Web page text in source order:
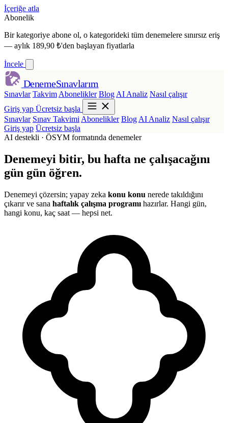
İçeriğe atla
Abonelik
Bir kategoriye abone ol, o kategorideki tüm denemelere sınırsız eriş
— aylık 189,90 ₺'den başlayan fiyatlarla
İncele
DenemeSınavlarım
Sınavlar Takvim Abonelikler Blog AI Analiz Nasıl çalışır
Giriş yap Ücretsiz başla
Sınavlar Sınav Takvimi Abonelikler Blog AI Analiz Nasıl çalışır
Giriş yap Ücretsiz başla
AI destekli · ÖSYM formatında denemeler
Denemeyi bitir, bu hafta ne çalışacağını
gün gün öğren.
Denemeyi çözersin; yapay zeka konu konu nerede takıldığını
çıkarır ve sana haftalık çalışma programı hazırlar. Hangi gün,
hangi konu, kaç saat — hepsi net.